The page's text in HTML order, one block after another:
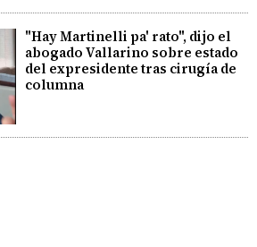
"Hay Martinelli pa' rato", dijo el
abogado Vallarino sobre estado
del expresidente tras cirugía de
columna